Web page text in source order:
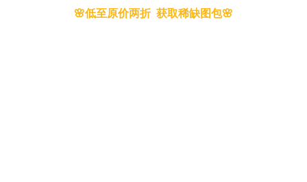
🌸低至原价两折 获取稀缺图包🌸